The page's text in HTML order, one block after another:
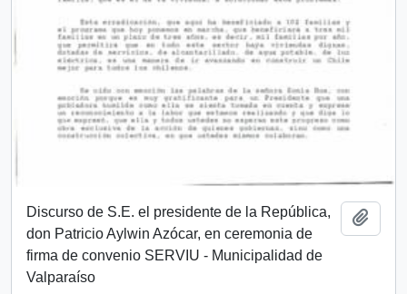
Discurso de S.E. el presidente de la República,
don Patricio Aylwin Azócar, en ceremonia de
firma de convenio SERVIU - Municipalidad de
Valparaíso